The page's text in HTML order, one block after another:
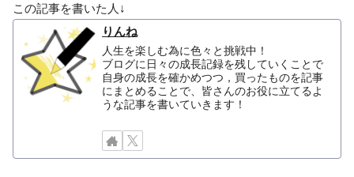
この記事を書いた人↓
りんね
人生を楽しむ為に色々と挑戦中！
ブログに日々の成長記録を残していくことで
自身の成長を確かめつつ，買ったものを記事
にまとめることで、皆さんのお役に立てるよ
うな記事を書いていきます！